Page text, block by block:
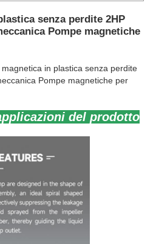
senza perdite 2HP
Pompe magnetiche
in plastica senza perdite
Pompe magnetiche per
del prodotto